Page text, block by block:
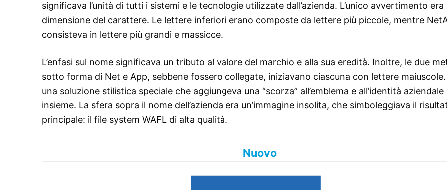
significava l’unità di tutti i sistemi e le tecnologie utilizzate dall’azienda. L’unico avvertimento era
dimensione del carattere. Le lettere inferiori erano composte da lettere più piccole, mentre
consisteva in lettere più grandi e massicce.
L’enfasi sul nome significava un tributo al valore del marchio e alla sua eredità. Inoltre, le due
sotto forma di Net e App, sebbene fossero collegate, iniziavano ciascuna con lettere maiuscole.
una soluzione stilistica speciale che aggiungeva una “scorza” all’emblema e all’identità aziendale
insieme. La sfera sopra il nome dell’azienda era un’immagine insolita, che simboleggiava il
principale: il file system WAFL di alta qualità.
Nuovo